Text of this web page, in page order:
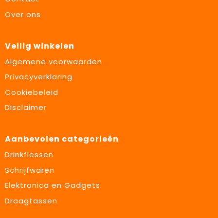
Over ons
Veilig winkelen
Algemene voorwaarden
Privacyverklaring
Cookiebeleid
Disclaimer
Aanbevolen categorieën
Drinkflessen
Schrijfwaren
Elektronica en Gadgets
Draagtassen